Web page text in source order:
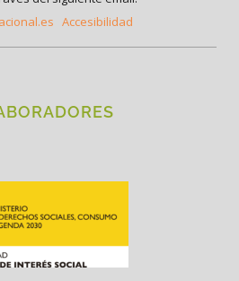
Accesibilidad